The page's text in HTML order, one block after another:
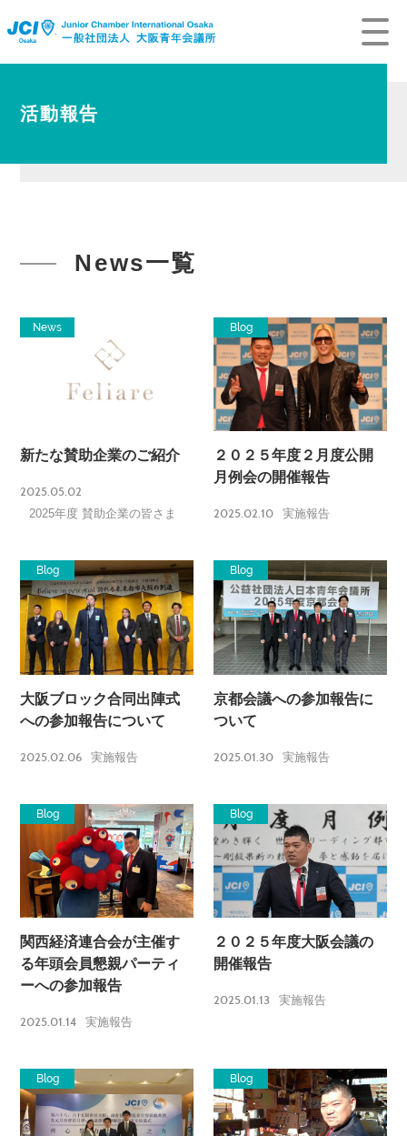
活動報告
News一覧
News
新たな賛助企業のご紹介
2025.05.02
2025年度 賛助企業の皆さま
Blog
２０２５年度２月度公開
月例会の開催報告
2025.02.10 実施報告
Blog
大阪ブロック合同出陣式
への参加報告について
2025.02.06 実施報告
Blog
京都会議への参加報告に
ついて
2025.01.30 実施報告
Blog
関西経済連合会が主催す
る年頭会員懇親パーティ
ーへの参加報告
2025.01.14 実施報告
Blog
２０２５年度大阪会議の
開催報告
2025.01.13 実施報告
Blog Blog